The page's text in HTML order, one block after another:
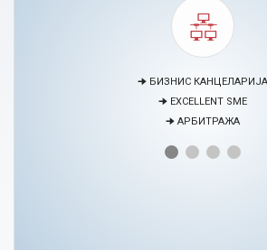
🠊 МЕДИЈАЦИЈА
🠊 ПРОЕКТИ
🠊 ЦЕНТАР ЗА ЕДУКАЦИЈА И РАЗВОЈ НА